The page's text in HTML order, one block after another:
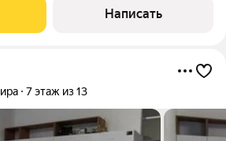
в хорошем состоянии. В комнате и
Написать
7 этаж из 13